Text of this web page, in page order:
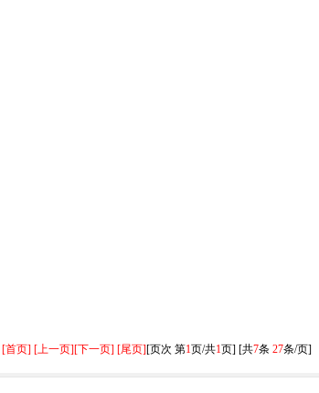
[首页] [上一页][下一页] [尾页][页次 第1页/共1页] [共7条 27条/页]